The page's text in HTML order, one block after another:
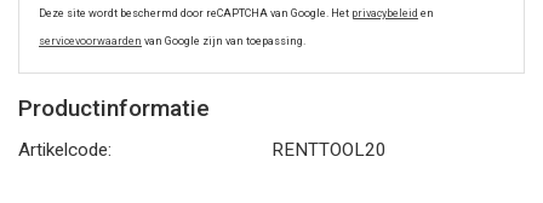
Deze site wordt beschermd door reCAPTCHA van Google. Het privacybeleid en
servicevoorwaarden van Google zijn van toepassing.
Productinformatie
Artikelcode: RENTTOOL20